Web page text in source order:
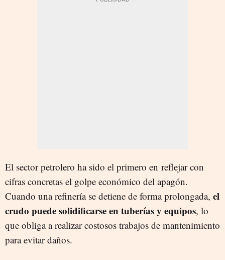
El sector petrolero ha sido el primero en reflejar con
cifras concretas el golpe económico del apagón.
Cuando una refinería se detiene de forma prolongada, el
crudo puede solidificarse en tuberías y equipos, lo
que obliga a realizar costosos trabajos de mantenimiento
para evitar daños.